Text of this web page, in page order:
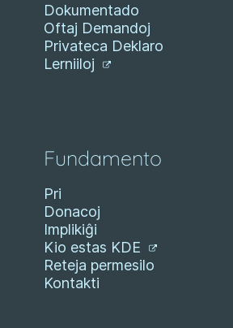
Dokumentado
Oftaj Demandoj
Privateca Deklaro
Lerniiloj
Fundamento
Pri
Donacoj
Implikiĝi
Kio estas KDE
Reteja permesilo
Kontakti